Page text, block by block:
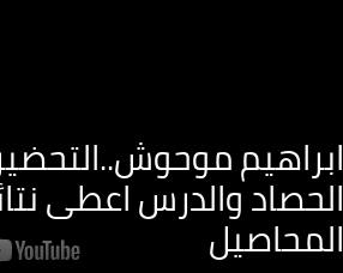
ابراهيم
الحصاد والدرس اعطى
المحاصيل